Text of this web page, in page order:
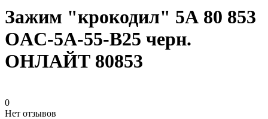
Зажим "крокодил" 5А 80 853
OAC-5A-55-B25 черн.
ОНЛАЙТ 80853
0
Нет отзывов